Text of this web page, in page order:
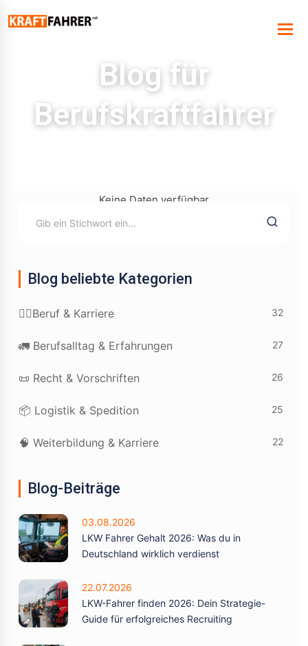
Blog für
Berufskraftfahrer
Keine Daten verfügbar
Blog beliebte Kategorien
👷‍♂️Beruf & Karriere 32
🚛 Berufsalltag & Erfahrungen 27
📜 Recht & Vorschriften 26
📦 Logistik & Spedition 25
🧠 Weiterbildung & Karriere 22
Blog-Beiträge
03.08.2026
LKW Fahrer Gehalt 2026: Was du in
Deutschland wirklich verdienst
22.07.2026
LKW-Fahrer finden 2026: Dein Strategie-
Guide für erfolgreiches Recruiting